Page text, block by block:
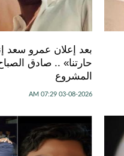
بعد إعلان عمرو سعد
حارتنا» .. صادق
المشروع
03-08-2026 07:29 AM